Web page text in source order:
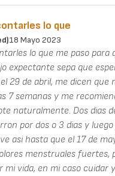
lo que
18 Mayo 2023
lo que me paso para
expectante sepa que
29 de abril, me dicen que
7 semanas y me
naturalmente. Dos dias
por dos o 3 dias y
asi hasta que el 17 de
menstruales fuertes,
mi vida, en mi caso cuidar